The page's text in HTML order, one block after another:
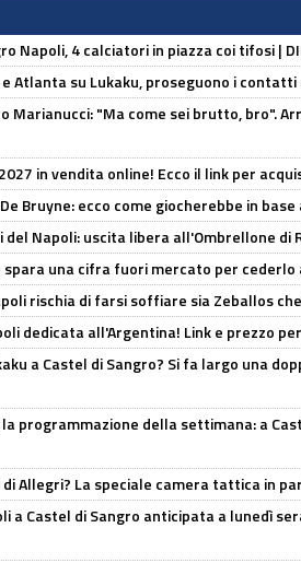
Napoli, 4 calciatori in piazza coi tifosi |
e Atlanta su Lukaku, proseguono i
Marianucci: "Ma come sei brutto, bro".
in vendita online! Ecco il link per
Bruyne: ecco come giocherebbe in
Napoli: uscita libera all'Ombrellone di
spara una cifra fuori mercato per cederlo
rischia di farsi soffiare sia Zeballos
dedicata all'Argentina! Link e prezzo
a Castel di Sangro? Si fa largo una
la programmazione della settimana: a
Allegri? La speciale camera tattica in
a Castel di Sangro anticipata a lunedì